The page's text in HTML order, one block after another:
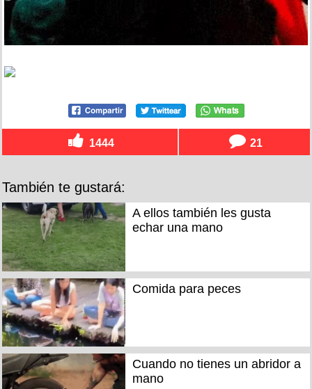
1444 21
También te gustará:
A ellos también les gusta
echar una mano
Comida para peces
Cuando no tienes un abridor a
mano